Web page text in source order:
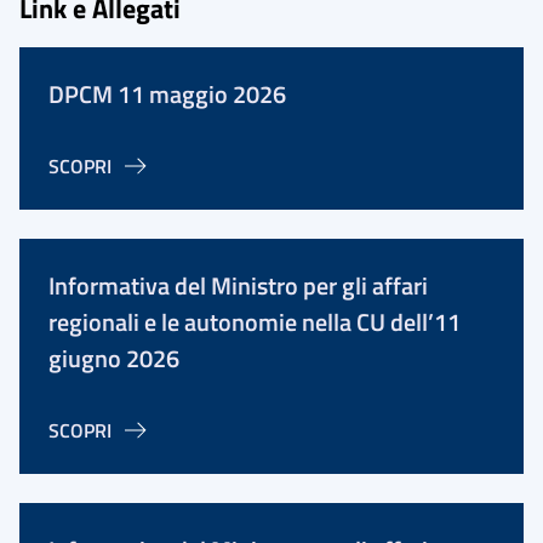
DPCM 11 maggio 2026
SCOPRI
Informativa del Ministro per gli affari
regionali e le autonomie nella CU dell’11
giugno 2026
SCOPRI